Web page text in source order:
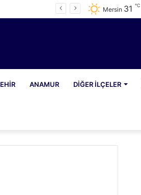
Mersin 31 ℃
ANAMUR DIĞER İLÇELER